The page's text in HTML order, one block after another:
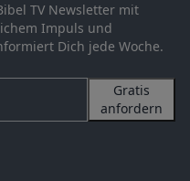
TV Newsletter mit
Impuls und
Dich jede Woche.
Gratis
anfordern